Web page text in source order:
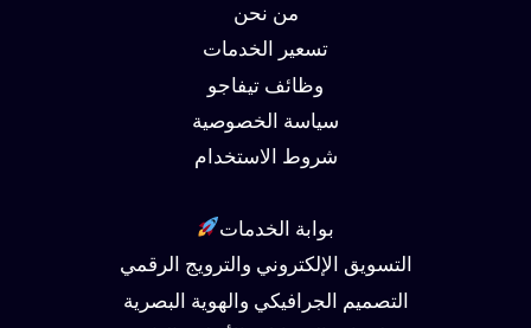
من نحن
تسعير الخدمات
وظائف تيفاجو
سياسة الخصوصية
شروط الاستخدام
بوابة الخدمات
التسويق الإلكتروني والترويج الرقمي
التصميم الجرافيكي والهوية البصرية